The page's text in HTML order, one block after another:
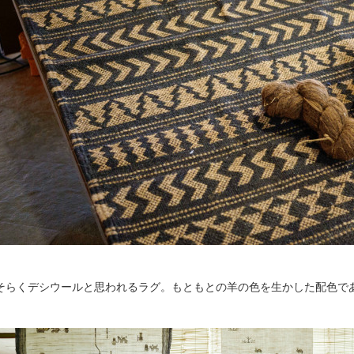
らくデシウールと思われるラグ。もともとの羊の色を生かした配色で